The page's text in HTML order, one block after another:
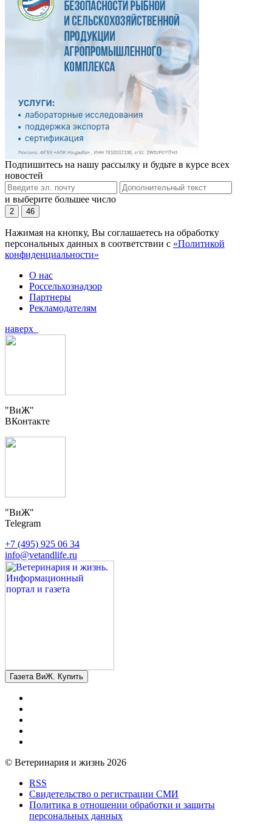
Подпишитесь на нашу рассылку и будьте в курсе всех
новостей
и выберите большее число
2 46
Нажимая на кнопку, Вы соглашаетесь на обработку
персональных данных в соответствии с «Политикой
конфиденциальности»
О нас
Россельхознадзор
Партнеры
Рекламодателям
наверх
"ВиЖ"
ВКонтакте
"ВиЖ"
Telegram
+7 (495) 925 06 34
info@vetandlife.ru
Газета ВиЖ. Купить
© Ветеринария и жизнь 2026
RSS
Свидетельство о регистрации СМИ
Политика в отношении обработки и защиты
персональных данных